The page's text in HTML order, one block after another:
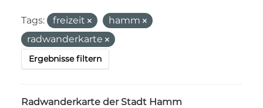
Tags: freizeit
hamm
radwanderkarte
Ergebnisse filtern
Radwanderkarte der Stadt Hamm